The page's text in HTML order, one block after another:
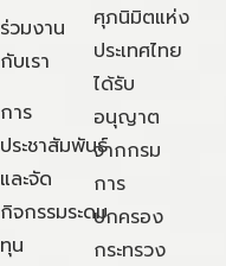
ร่วมงาน
กับเรา
การ
ประชาสัมพันธ์
และจัด
กิจกรรมระดม
ทุน
ศุภนิมิตแห่ง
ประเทศไทย
ได้รับ
อนุญาต
จากกรม
การ
ปกครอง
กระทรวง